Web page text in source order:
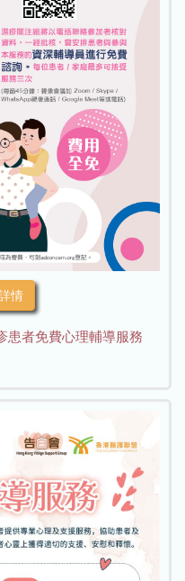
情
患者免費心理輔導服務